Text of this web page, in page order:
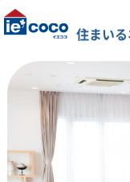
住まいる